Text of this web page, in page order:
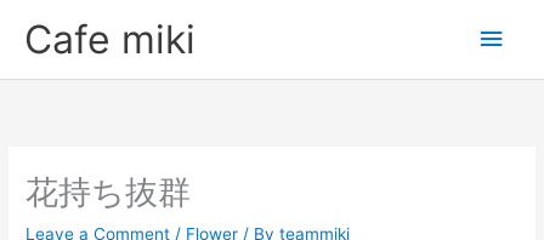
Cafe miki
Main
花持ち抜群
Leave a Comment / Flower / Byteammiki